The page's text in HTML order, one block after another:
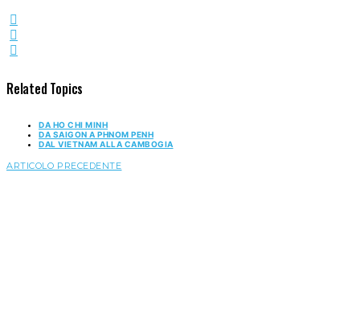
Related Topics
DA HO CHI MINH
DA SAIGON A PHNOM PENH
DAL VIETNAM ALLA CAMBOGIA
ARTICOLO PRECEDENTE